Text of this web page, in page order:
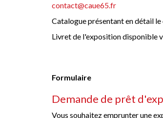
contact@caue65.fr
Catalogue présentant en détail
Livret de l'exposition disponible
Formulaire
Demande de prêt
Vous souhaitez emprunter une